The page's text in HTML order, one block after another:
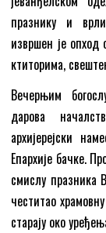
празнику и
извршен је
ктиторима,
Вечерњим
дарова
архијерејски
Епархије бачке.
смислу празника
честитао
старају око